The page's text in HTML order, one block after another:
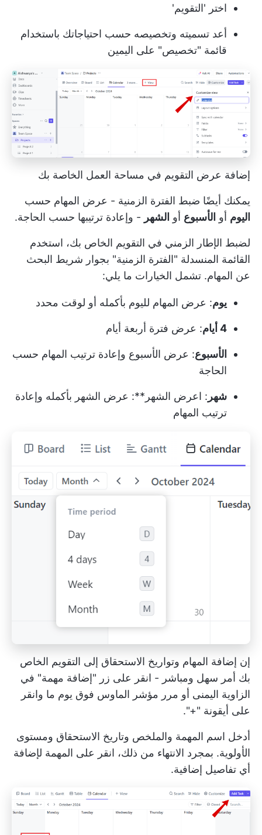
اختر 'التقويم'
أعد تسميته وتخصيصه حسب احتياجاتك باستخدام
قائمة "تخصيص" على اليمين
إضافة عرض التقويم في مساحة العمل الخاصة بك
يمكنك أيضًا ضبط الفترة الزمنية - عرض المهام حسب
اليوم أو الأسبوع أو الشهر - وإعادة ترتيبها حسب الحاجة.
لضبط الإطار الزمني في التقويم الخاص بك، استخدم
القائمة المنسدلة "الفترة الزمنية" بجوار شريط البحث
عن المهام. تشمل الخيارات ما يلي:
يوم: عرض المهام لليوم بأكمله أو لوقت محدد
4 أيام : عرض فترة أربعة أيام
الأسبوع: عرض الأسبوع وإعادة ترتيب المهام حسب
الحاجة
شهر : اعرض الشهر**: عرض الشهر بأكمله وإعادة
ترتيب المهام
إن إضافة المهام وتواريخ الاستحقاق إلى التقويم الخاص
بك أمر سهل ومباشر - انقر على زر "إضافة مهمة" في
الزاوية اليمنى أو مرر مؤشر الماوس فوق يوم ما وانقر
على أيقونة "+".
أدخل اسم المهمة والملخص وتاريخ الاستحقاق ومستوى
الأولوية. بمجرد الانتهاء من ذلك، انقر على المهمة لإضافة
أي تفاصيل إضافية.